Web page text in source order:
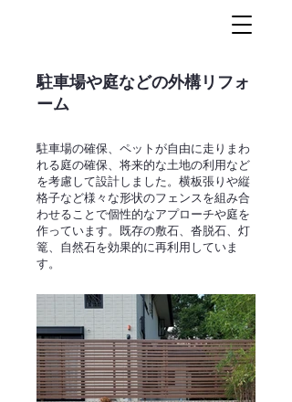
駐車場や庭などの外構リフォ
ーム
駐車場の確保、ペットが自由に走りまわ
れる庭の確保、将来的な土地の利用など
を考慮して設計しました。横板張りや縦
格子など様々な形状のフェンスを組み合
わせることで個性的なアプローチや庭を
作っています。既存の敷石、沓脱石、灯
篭、自然石を効果的に再利用していま
す。